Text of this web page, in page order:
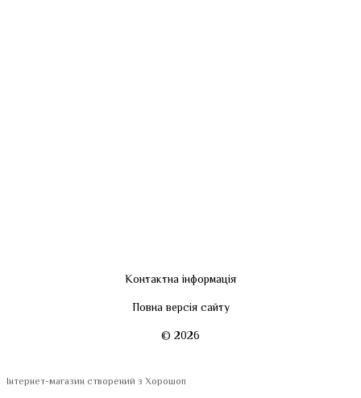
Контактна інформація
Повна версія сайту
© 2026
Інтернет-магазин створений з Хорошоп